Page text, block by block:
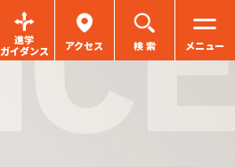
進学
ガイダンス
アクセス 検 索 メニュー